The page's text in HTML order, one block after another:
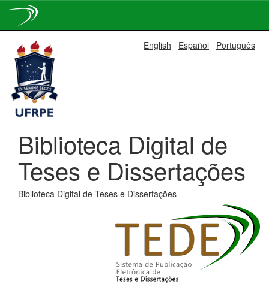
navigation
English Español Português
Biblioteca Digital de
Teses e Dissertações
Biblioteca Digital de Teses e Dissertações